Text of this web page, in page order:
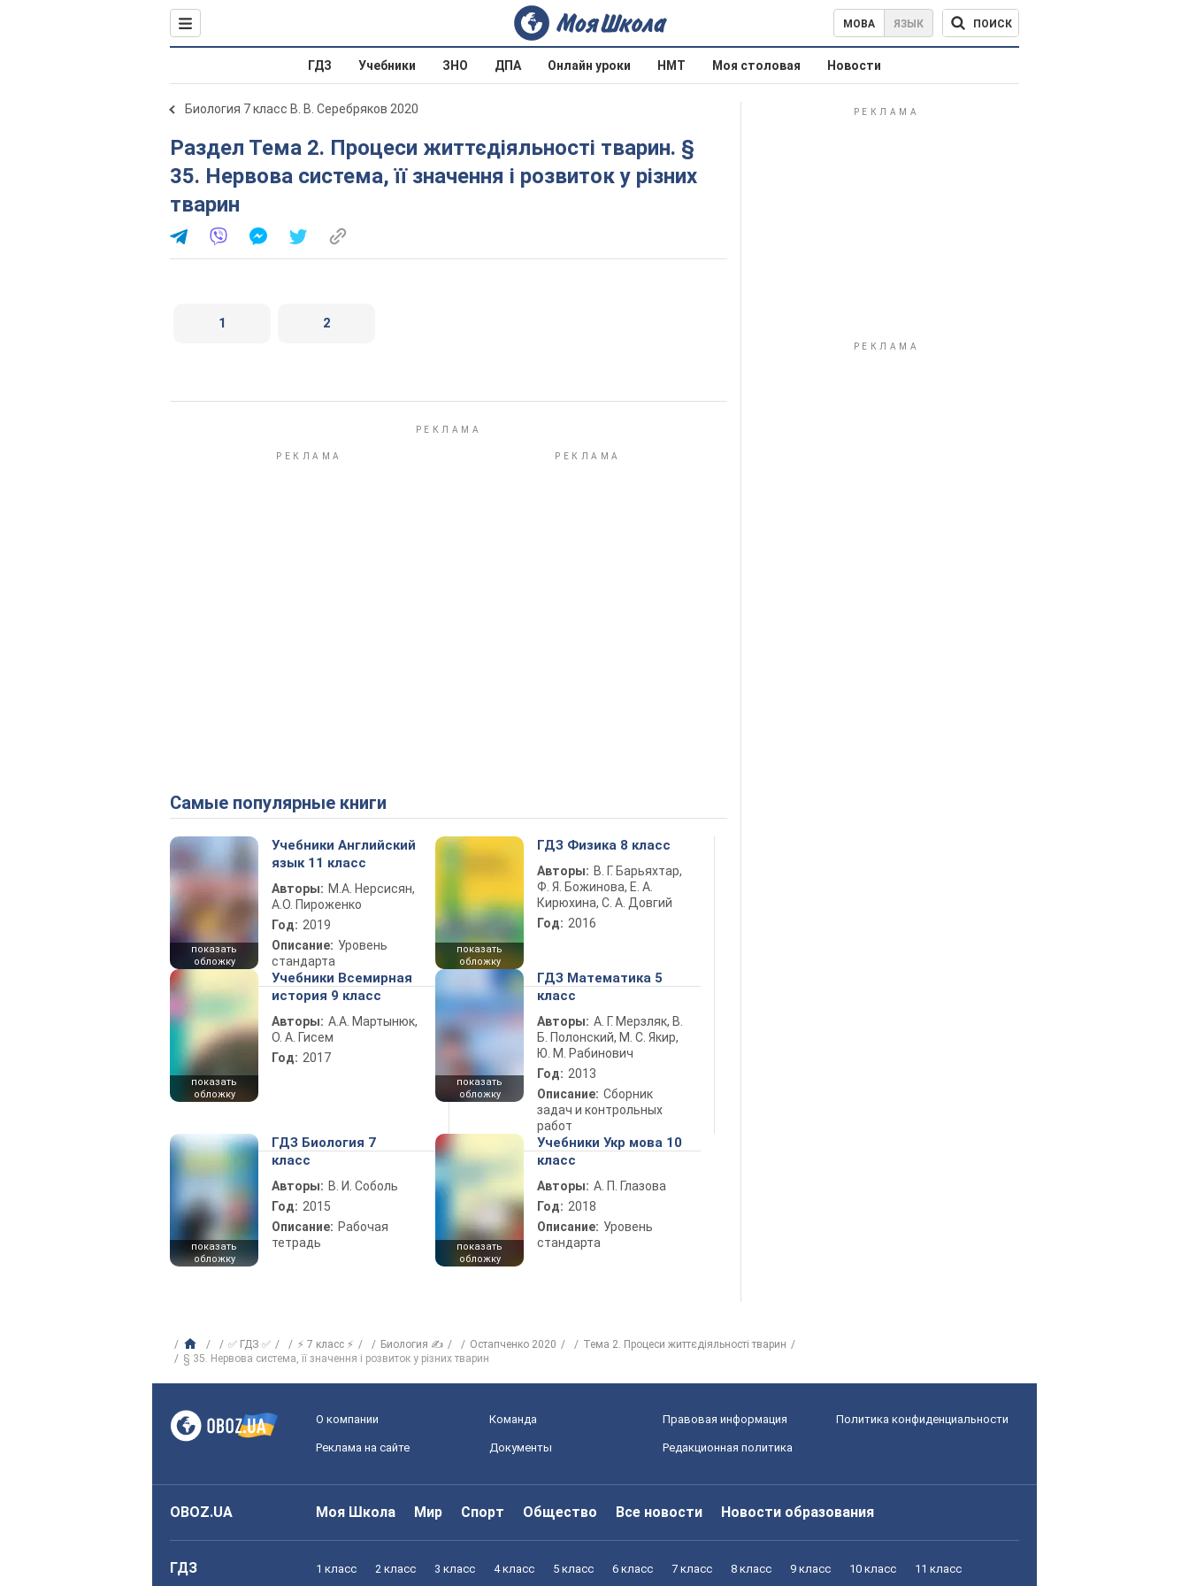
МОВА ЯЗЫК ПОИСК
ГДЗ Учебники ЗНО ДПА Онлайн уроки НМТ Моя столовая Новости
Биология 7 класс В. В. Серебряков 2020
Раздел Тема 2. Процеси життєдіяльності тварин. §
35. Нервова система, її значення і розвиток у різних
тварин
1 2
Самые популярные книги
показать
обложку
Учебники Английский
язык 11 класс
Авторы: М.А. Нерсисян,
А.О. Пироженко
Год: 2019
Описание: Уровень
стандарта
показать
обложку
ГДЗ Физика 8 класс
Авторы: В. Г. Барьяхтар,
Ф. Я. Божинова, Е. А.
Кирюхина, С. А. Довгий
Год: 2016
показать
обложку
Учебники Всемирная
история 9 класс
Авторы: А.А. Мартынюк,
О. А. Гисем
Год: 2017
показать
обложку
ГДЗ Математика 5
класс
Авторы: А. Г. Мерзляк, В.
Б. Полонский, М. С. Якир,
Ю. М. Рабинович
Год: 2013
Описание: Сборник
задач и контрольных
работ
показать
обложку
ГДЗ Биология 7
класс
Авторы: В. И. Соболь
Год: 2015
Описание: Рабочая
тетрадь
показать
обложку
Учебники Укр мова 10
класс
Авторы: А. П. Глазова
Год: 2018
Описание: Уровень
стандарта
✅ ГДЗ ✅ ⚡ 7 класс ⚡ Биология ✍ Остапченко 2020
Тема 2. Процеси життєдіяльності тварин
§ 35. Нервова система, її значення і розвиток у різних тварин
О компании Команда Правовая информация Политика конфиденциальности
Реклама на сайте Документы Редакционная политика
OBOZ.UA Моя Школа Мир Спорт Общество Все новости Новости образования
ГДЗ 1 класс 2 класс 3 класс 4 класс 5 класс 6 класс 7 класс 8 класс 9 класс 10 класс 11 класс